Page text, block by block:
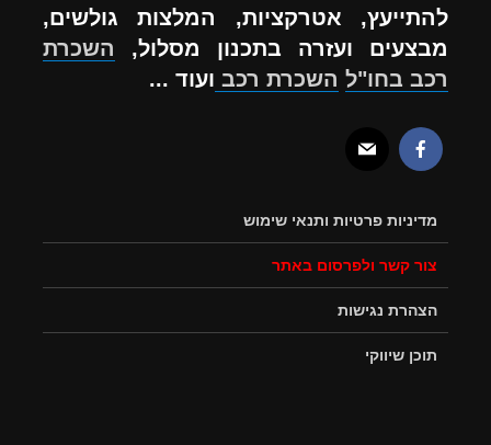
להתייעץ, אטרקציות, המלצות גולשים,
מבצעים ועזרה בתכנון מסלול, השכרת
רכב בחו"ל השכרת רכב ועוד ...
מדיניות פרטיות ותנאי שימוש
צור קשר ולפרסום באתר
הצהרת נגישות
תוכן שיווקי